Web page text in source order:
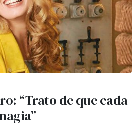
“Trato de que cada